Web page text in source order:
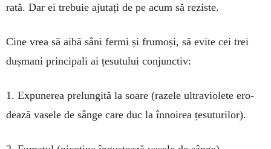
rată. Dar ei trebuie ajutați de pe acum să reziste.
Cine vrea să aibă sâni fermi și fru­moși, să evite cei trei
dușmani princi­pali ai țesutului conjunctiv:
1. Expunerea pre­lun­gită la soare (ra­zele ultraviolete ero­­
dea­ză vasele de sân­ge care duc la în­noi­rea țesutu­rilor).